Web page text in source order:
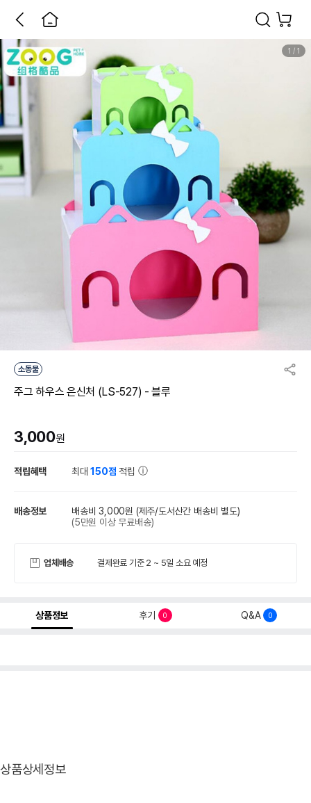
1 / 1
소동물
주그 하우스 은신처 (LS-527) - 블루
3,000원
적립혜택 최대150점 적립
배송정보 배송비 3,000원 (제주/도서산간 배송비 별도)
(5만원 이상 무료배송)
업체배송 결제완료 기준 2 ~ 5일 소요 예정
상품정보 후기 0 Q&A 0
상품상세정보